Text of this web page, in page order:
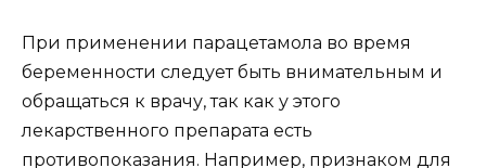
При применении парацетамола во время
беременности следует быть внимательным и
обращаться к врачу, так как у этого
лекарственного препарата есть
противопоказания. Например, признаком для